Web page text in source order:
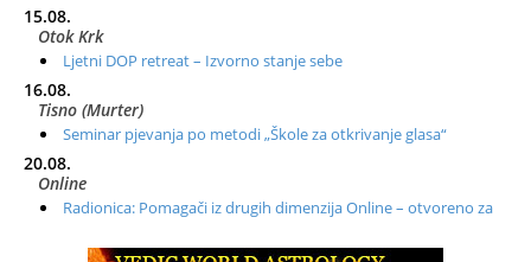
15.08.
Otok Krk
Ljetni DOP retreat – Izvorno stanje sebe
16.08.
Tisno (Murter)
Seminar pjevanja po metodi „Škole za otkrivanje glasa“
20.08.
Online
Radionica: Pomagači iz drugih dimenzija Online – otvoreno za